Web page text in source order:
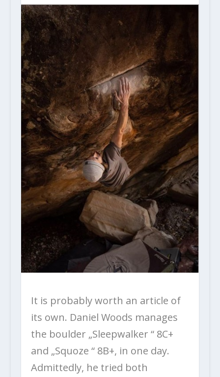
It is probably worth an article of
its own. Daniel Woods manages
the boulder „Sleepwalker “ 8C+
and „Squoze “ 8B+, in one day.
Admittedly, he tried both